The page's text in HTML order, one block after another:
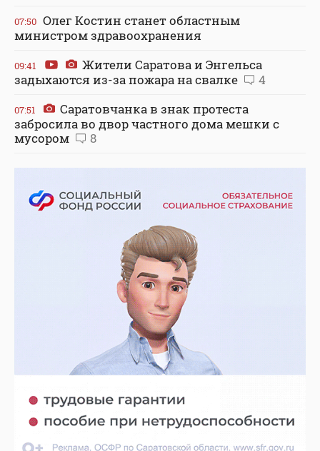
07:50 Олег Костин станет областным
министром здравоохранения
09:41
Жители Саратова и Энгельса
задыхаются из-за пожара на свалке
4
07:51
Саратовчанка в знак протеста
забросила во двор частного дома мешки с
мусором
8